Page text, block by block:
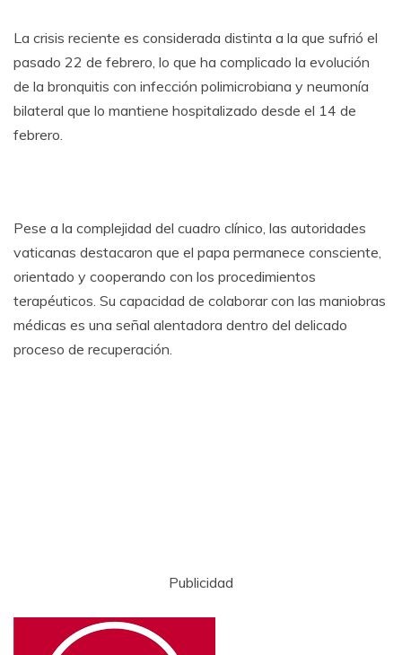
La crisis reciente es considerada distinta a la que sufrió el
pasado 22 de febrero, lo que ha complicado la evolución
de la bronquitis con infección polimicrobiana y neumonía
bilateral que lo mantiene hospitalizado desde el 14 de
febrero.
Pese a la complejidad del cuadro clínico, las autoridades
vaticanas destacaron que el papa permanece consciente,
orientado y cooperando con los procedimientos
terapéuticos. Su capacidad de colaborar con las maniobras
médicas es una señal alentadora dentro del delicado
proceso de recuperación.
Publicidad